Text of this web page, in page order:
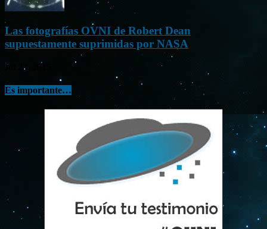
Las fotografías OVNI de Robert Dean
supuestamente suprimidas por NASA
Jul 23, 2015
Es importante…